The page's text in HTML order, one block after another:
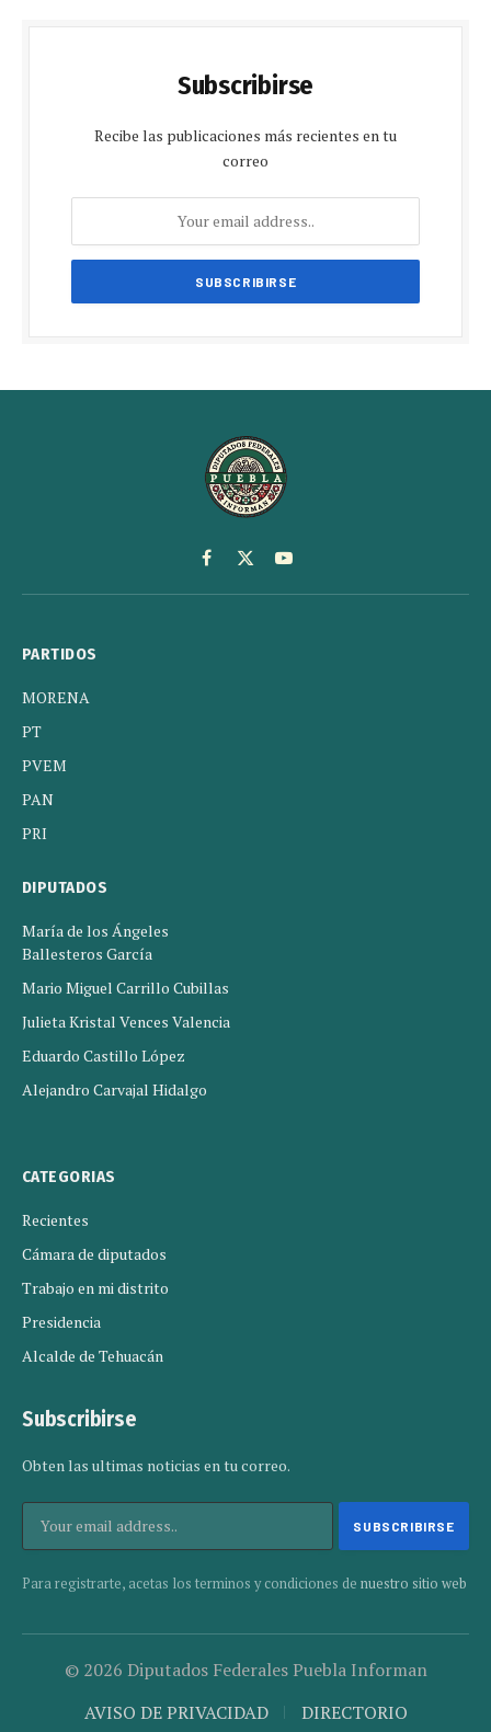
Subscribirse
Recibe las publicaciones más recientes en tu
correo
Facebook
X
(Twitter)
YouTube
PARTIDOS
MORENA
PT
PVEM
PAN
PRI
DIPUTADOS
María de los Ángeles
Ballesteros García
Mario Miguel Carrillo Cubillas
Julieta Kristal Vences Valencia
Eduardo Castillo López
Alejandro Carvajal Hidalgo
CATEGORIAS
Recientes
Cámara de diputados
Trabajo en mi distrito
Presidencia
Alcalde de Tehuacán
Subscribirse
Obten las ultimas noticias en tu correo.
Para registrarte, acetas los terminos y condiciones de nuestro sitio web
© 2026 Diputados Federales Puebla Informan
AVISO DE PRIVACIDAD
DIRECTORIO